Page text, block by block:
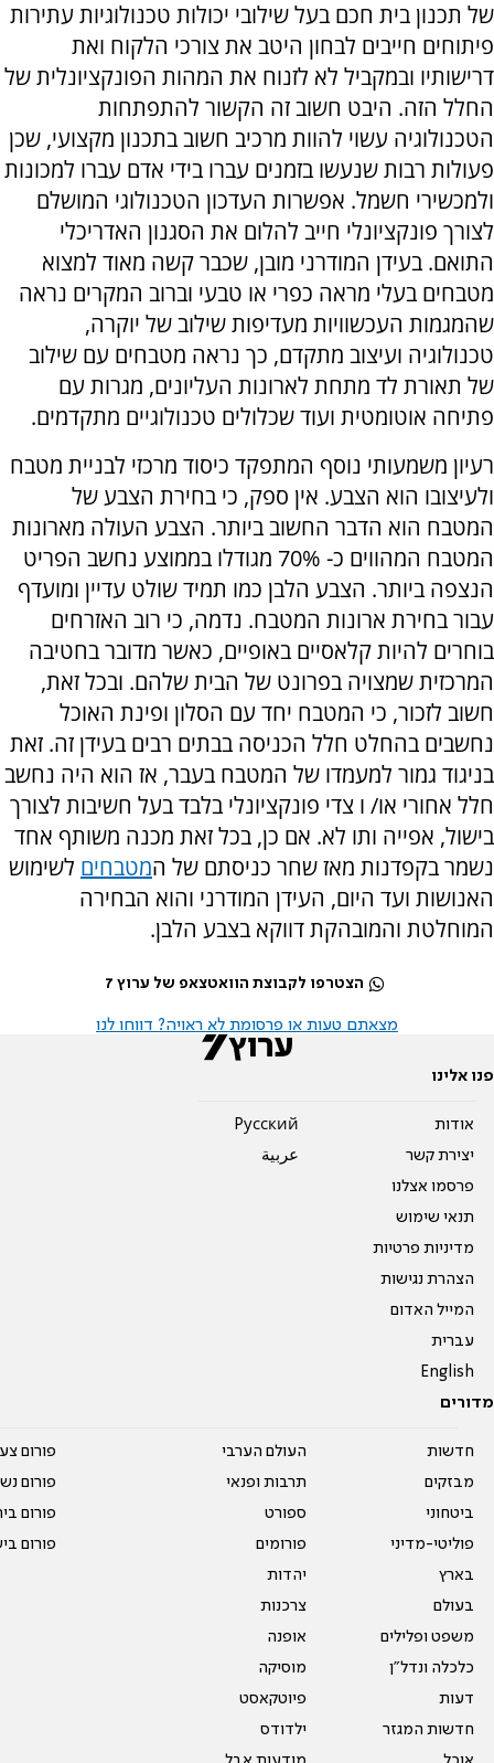
של תכנון בית חכם בעל שילובי יכולות טכנולוגיות עתירות
פיתוחים חייבים לבחון היטב את צורכי הלקוח ואת
דרישותיו ובמקביל לא לזנוח את המהות הפונקציונלית של
החלל הזה. היבט חשוב זה הקשור להתפתחות
הטכנולוגיה עשוי להוות מרכיב חשוב בתכנון מקצועי, שכן
פעולות רבות שנעשו בזמנים עברו בידי אדם עברו למכונות
ולמכשירי חשמל. אפשרות העדכון הטכנולוגי המושלם
לצורך פונקציונלי חייב להלום את הסגנון האדריכלי
התואם. בעידן המודרני מובן, שכבר קשה מאוד למצוא
מטבחים בעלי מראה כפרי או טבעי וברוב המקרים נראה
שהמגמות העכשוויות מעדיפות שילוב של יוקרה,
טכנולוגיה ועיצוב מתקדם, כך נראה מטבחים עם שילוב
של תאורת לד מתחת לארונות העליונים, מגרות עם
פתיחה אוטומטית ועוד שכלולים טכנולוגיים מתקדמים.
רעיון משמעותי נוסף המתפקד כיסוד מרכזי לבניית מטבח
ולעיצובו הוא הצבע. אין ספק, כי בחירת הצבע של
המטבח הוא הדבר החשוב ביותר. הצבע העולה מארונות
המטבח המהווים כ- 70% מגודלו בממוצע נחשב הפריט
הנצפה ביותר. הצבע הלבן כמו תמיד שולט עדיין ומועדף
עבור בחירת ארונות המטבח. נדמה, כי רוב האזרחים
בוחרים להיות קלאסיים באופיים, כאשר מדובר בחטיבה
המרכזית שמצויה בפרונט של הבית שלהם. ובכל זאת,
חשוב לזכור, כי המטבח יחד עם הסלון ופינת האוכל
נחשבים בהחלט חלל הכניסה בבתים רבים בעידן זה. זאת
בניגוד גמור למעמדו של המטבח בעבר, אז הוא היה נחשב
חלל אחורי או/ ו צדי פונקציונלי בלבד בעל חשיבות לצורך
בישול, אפייה ותו לא. אם כן, בכל זאת מכנה משותף אחד
נשמר בקפדנות מאז שחר כניסתם של המטבחים לשימוש
האנושות ועד היום, העידן המודרני והוא הבחירה
המוחלטת והמובהקת דווקא בצבע הלבן.
הצטרפו לקבוצת הוואטצאפ של ערוץ 7
מצאתם טעות או פרסומת לא ראויה? דווחו לנו
פנו אלינו
אודות
יצירת קשר
פרסמו אצלנו
תנאי שימוש
מדיניות פרטיות
הצהרת נגישות
המייל האדום
עברית
English
Pусский
عربية
מדורים
חדשות
מבזקים
ביטחוני
פוליטי-מדיני
בארץ
בעולם
משפט ופלילים
כלכלה ונדל"ן
דעות
חדשות המגזר
העולם הערבי
תרבות ופנאי
ספורט
פורומים
יהדות
צרכנות
אופנה
מוסיקה
פיוטקאסט
ילדודס
פורום
פורום
פורום
פורום